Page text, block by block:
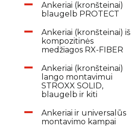
Ankeriai (kronšteinai)
blaugelb PROTECT
Ankeriai (kronšteinai) iš
kompozitinės
medžiagos RX-FIBER
Ankeriai (kronšteinai)
lango montavimui
STROXX SOLID,
blaugelb ir kiti
Ankeriai ir universalūs
montavimo kampai